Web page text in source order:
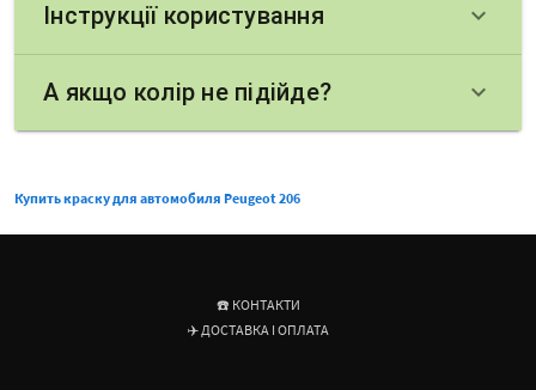
Інструкції користування keyboard_arrow_down
А якщо колір не підійде? keyboard_arrow_down
Купить краску для автомобиля Peugeot 206
☎️ КОНТАКТИ
✈️ ДОСТАВКА І ОПЛАТА